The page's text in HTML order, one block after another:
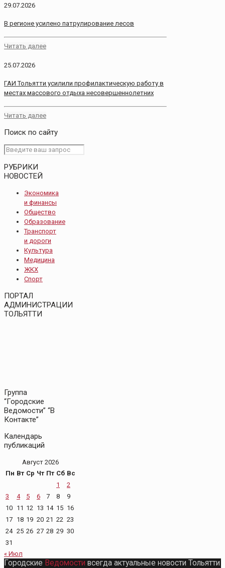
29.07.2026
В регионе усилено патрулирование лесов
Читать далее
25.07.2026
ГАИ Тольятти усилили профилактическую работу в
местах массового отдыха несовершеннолетних
Читать далее
Поиск по сайту
РУБРИКИ
НОВОСТЕЙ
Экономика
и финансы
Общество
Образование
Транспорт
и дороги
Культура
Медицина
ЖКХ
Спорт
ПОРТАЛ
АДМИНИСТРАЦИИ
ТОЛЬЯТТИ
Группа
“Городские
Ведомости” “В
Контакте”
Календарь
публикаций
Август 2026
Пн Вт Ср Чт Пт Сб Вс
1
2
3
4 5 6 7 8
9
10 11 12 13 14 15 16
17 18 19 20 21 22 23
24 25 26 27 28 29 30
31
« Июл
Городские Ведомости всегда актуальные новости Тольятти